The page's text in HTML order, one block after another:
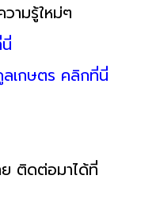
ามรู้ใหม่ๆ
เกษตร คลิกที่นี่
ติดต่อมาได้ที่